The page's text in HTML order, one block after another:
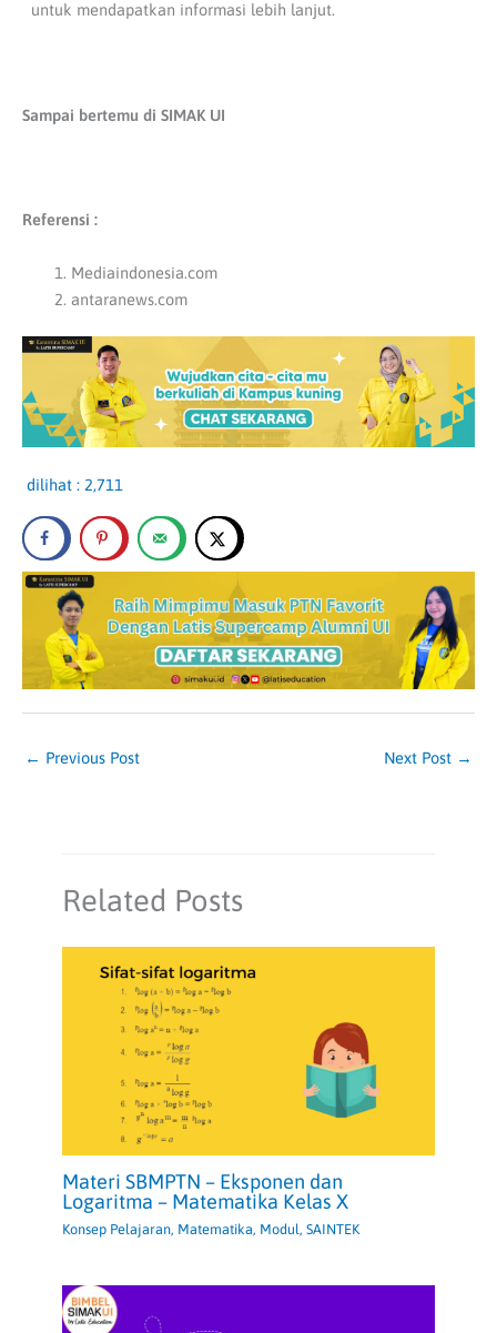
untuk mendapatkan informasi lebih lanjut.
Sampai bertemu di SIMAK UI
Referensi :
Mediaindonesia.com
antaranews.com
dilihat : 2,711
← Previous Post Next Post →
Related Posts
Materi SBMPTN – Eksponen dan
Logaritma – Matematika Kelas X
Konsep Pelajaran, Matematika, Modul,SAINTEK